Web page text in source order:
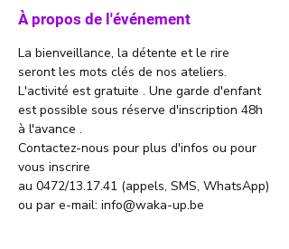
À propos de l'événement
La bienveillance, la détente et le rire
seront les mots clés de nos ateliers.
L'activité est gratuite . Une garde d'enfant
est possible sous réserve d'inscription 48h
à l'avance .
Contactez-nous pour plus d'infos ou pour
vous inscrire
au 0472/13.17.41 (appels, SMS, WhatsApp)
ou par e-mail: info@waka-up.be